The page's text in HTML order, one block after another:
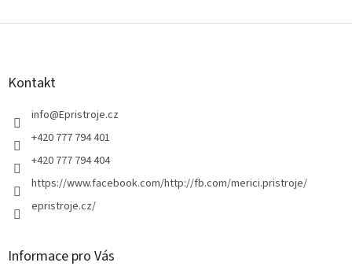
Z
Kontakt
info@Epristroje.cz
+420 777 794 401
+420 777 794 404
https://www.facebook.com/http://fb.com/merici.pristroje/
epristroje.cz/
Informace pro Vás